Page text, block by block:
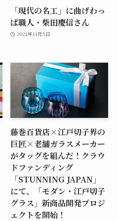
「現代の名工」に曲げわっ
ぱ職人・柴田慶信さん
2021年11月5日
藤巻百貨店×江戸切子界の
巨匠×老舗ガラスメーカー
がタッグを組んだ！クラウ
ドファンディング
「STUNNING JAPAN」
にて、「モダン・江戸切子
グラス」新商品開発プロジ
ェクトを開始！